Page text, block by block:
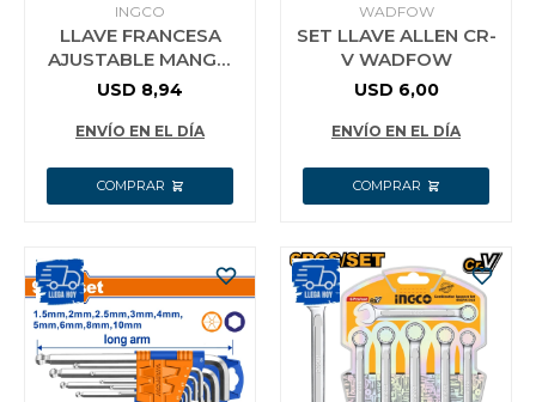
INGCO
LLAVE FRANCESA
AJUSTABLE MANGO
GOMA 6´´ INGCO
24MM
USD 8,94
ENVÍO EN EL DÍA
WADFOW
SET LLAVE ALLEN CR-
V WADFOW
USD 6,00
ENVÍO EN EL DÍA